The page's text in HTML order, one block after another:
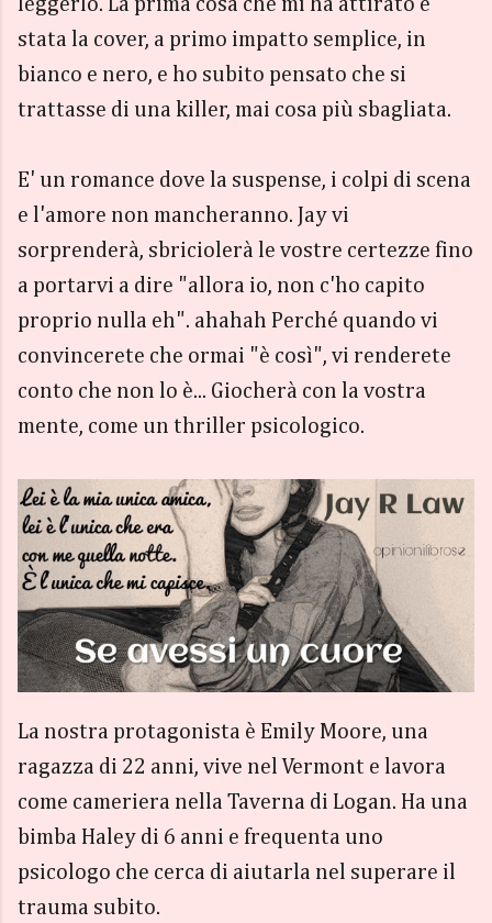
leggerlo. La prima cosa che mi ha attirato è
stata la cover, a primo impatto semplice, in
bianco e nero, e ho subito pensato che si
trattasse di una killer, mai cosa più sbagliata.
E' un romance dove la suspense, i colpi di scena
e l'amore non mancheranno. Jay vi
sorprenderà, sbriciolerà le vostre certezze fino
a portarvi a dire "allora io, non c'ho capito
proprio nulla eh". ahahah Perché quando vi
convincerete che ormai "è così", vi renderete
conto che non lo è... Giocherà con la vostra
mente, come un thriller psicologico.
La nostra protagonista è Emily Moore, una
ragazza di 22 anni, vive nel Vermont e lavora
come cameriera nella Taverna di Logan. Ha una
bimba Haley di 6 anni e frequenta uno
psicologo che cerca di aiutarla nel superare il
trauma subito.